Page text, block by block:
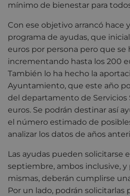
mínimo de bienestar para
Con ese objetivo arrancó hace
programa de ayudas, que
euros por persona pero que se
incrementando hasta los 200
También lo ha hecho la
Ayuntamiento, que este año
del departamento de Servicios
euros. Se podrán destinar así
el número estimado de
analizar los datos de años
Las ayudas pueden solicitarse
septiembre, ambos inclusive, y
mismas, deberán cumplirse
Por un lado, podrán solicitarlas